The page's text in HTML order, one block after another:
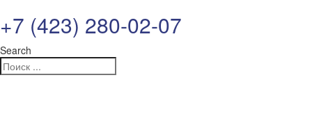
+7 (423) 280-02-07
Search